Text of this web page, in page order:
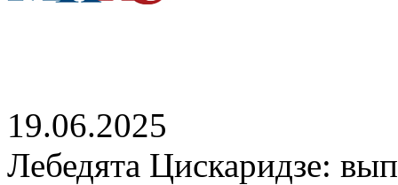
19.06.2025
Лебедята Цискаридзе: